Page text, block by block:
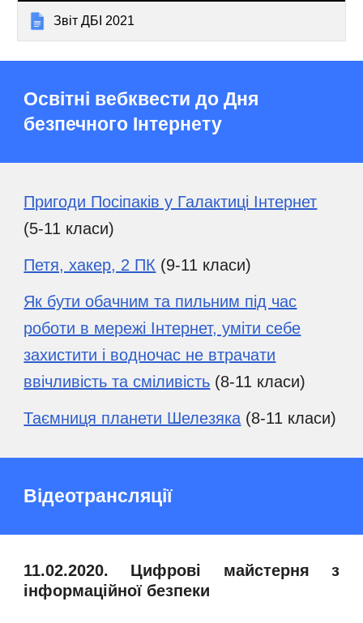
Звіт ДБІ 2021
Освітні вебквести до Дня
безпечного Інтернету
Пригоди Посіпаків у Галактиці Інтернет
(5-11 класи)
Петя, хакер, 2 ПК (9-11 класи)
Як бути обачним та пильним під час
роботи в мережі Інтернет, уміти себе
захистити і водночас не втрачати
ввічливість та сміливість (8-11 класи)
Таємниця планети Шелезяка (8-11 класи)
Відеотрансляції
11.02.2020. Цифрові майстерня з
інформаційної безпеки